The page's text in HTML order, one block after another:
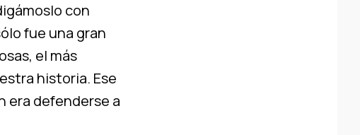
con
fue una gran
el más
historia. Ese
era defenderse a